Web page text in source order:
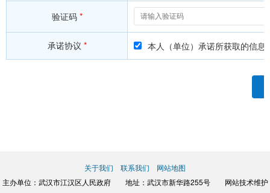
验证码 *
承诺协议 * 本人（单位）承诺所获取的信
关于我们 联系我们
网站地图
主办单位：武汉市江汉区人民政府 地址：武汉市新华路255号 网站技术维护